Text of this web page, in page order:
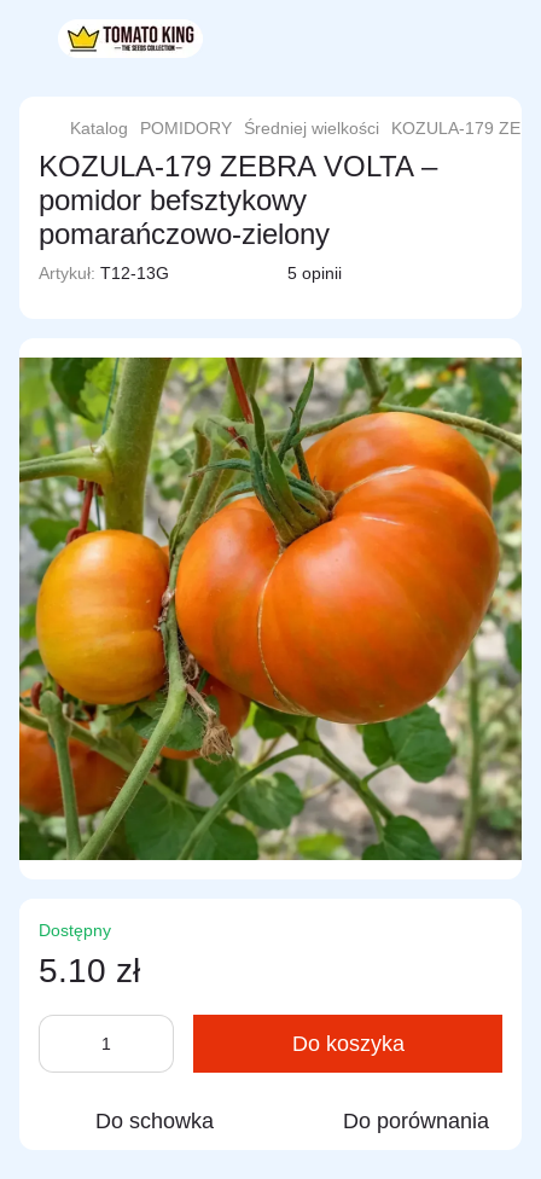
Katalog POMIDORY Średniej wielkości KOZULA-179
KOZULA-179 ZEBRA VOLTA –
pomidor befsztykowy
pomarańczowo-zielony
Artykuł: T12-13G 5 opinii
Dostępny
5.10 zł
Do koszyka
Do schowka Do porównania